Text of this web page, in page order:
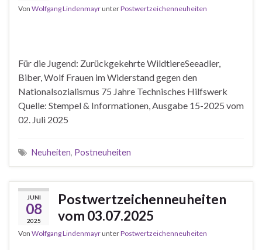
Von Wolfgang LindenmayrunterPostwertzeichenneuheiten
Für die Jugend: Zurückgekehrte WildtiereSeeadler,
Biber, Wolf Frauen im Widerstand gegen den
Nationalsozialismus 75 Jahre Technisches Hilfswerk
Quelle: Stempel & Informationen, Ausgabe 15-2025 vom
02. Juli 2025
Neuheiten, Postneuheiten
JUNI
08
2025
Postwertzeichenneuheiten
vom 03.07.2025
Von Wolfgang LindenmayrunterPostwertzeichenneuheiten